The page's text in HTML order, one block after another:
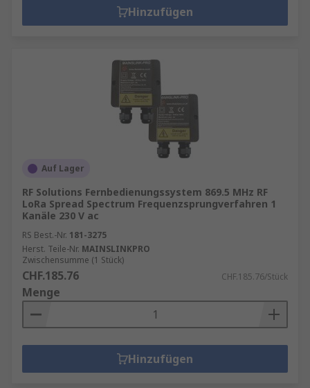
Hinzufügen
Auf Lager
RF Solutions Fernbedienungssystem 869.5 MHz RF
LoRa Spread Spectrum Frequenzsprungverfahren 1
Kanäle 230 V ac
RS Best.-Nr. 181-3275
Herst. Teile-Nr. MAINSLINKPRO
Zwischensumme (1 Stück)
CHF.185.76 CHF.185.76/Stück
Menge
Hinzufügen